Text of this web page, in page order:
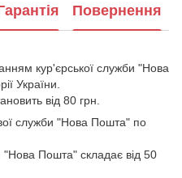
Повернення
кур'єрської служби "Нова
України.
від 80 грн.
служби "Нова Пошта" по
"Нова Пошта" складає від 50